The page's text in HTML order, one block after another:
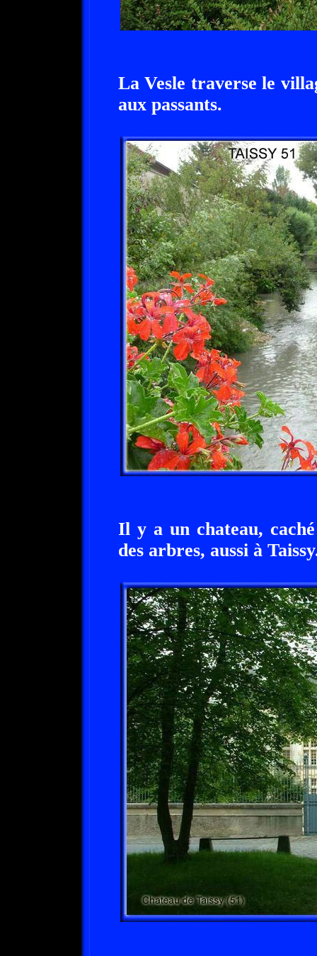
La Vesle traverse le
aux passants.
Il y a un chateau,
des arbres, aussi à